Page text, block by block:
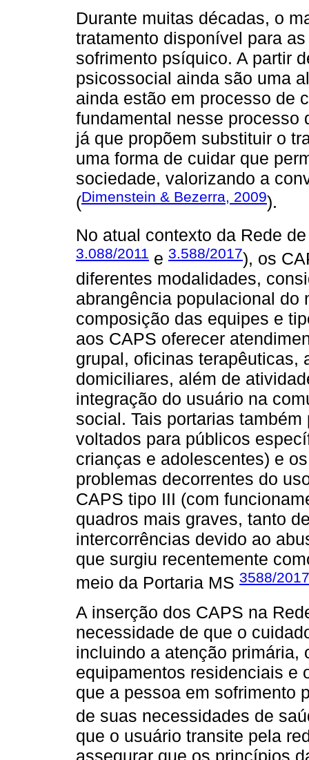
Durante muitas décadas, o
tratamento disponível para
sofrimento psíquico. A partir
psicossocial ainda são uma
ainda estão em processo de
fundamental nesse processo
já que propõem substituir o
uma forma de cuidar que
sociedade, valorizando a
(Dimenstein & Bezerra, 2009).
No atual contexto da Rede
3.088/2011 e 3.588/2017), os
diferentes modalidades,
abrangência populacional
composição das equipes e
aos CAPS oferecer
grupal, oficinas terapêuticas,
domiciliares, além de
integração do usuário na
social. Tais portarias
voltados para públicos
crianças e adolescentes) e
problemas decorrentes do
CAPS tipo III (com
quadros mais graves, tanto
intercorrências devido ao
que surgiu recentemente
meio da Portaria MS 3588/2017
A inserção dos CAPS na
necessidade de que o
incluindo a atenção primária,
equipamentos residenciais e
que a pessoa em sofrimento
de suas necessidades de
que o usuário transite pela
assegurar que os princípios